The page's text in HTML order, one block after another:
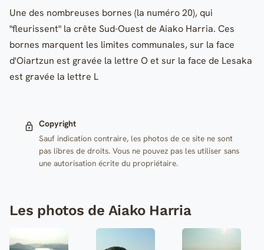
Une des nombreuses bornes (la numéro 20), qui
"fleurissent" la crête Sud-Ouest de Aiako Harria. Ces
bornes marquent les limites communales, sur la face
d'Oiartzun est gravée la lettre O et sur la face de Lesaka
est gravée la lettre L
Copyright
Sauf indication contraire, les photos de ce site ne sont
pas libres de droits. Vous ne pouvez pas les utiliser sans
une autorisation écrite du propriétaire.
Les photos de Aiako Harria